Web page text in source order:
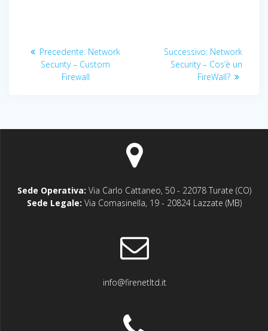
Navigazione
articoli
Precedente: Articolo
precedente:
Network
Security – Custom
Firewall
Successivo: Articolo
successivo:
Network
Security – Cos’è un
FireWall?
Sede Operativa: Via Carlo Cattaneo, 50 - 22078 Turate (CO)
Sede Legale: Via Comasinella, 19 - 20824 Lazzate (MB)
info@firenetltd.it